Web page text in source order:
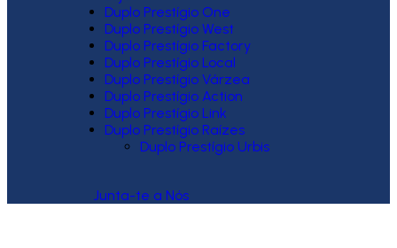
Duplo Prestígio One
Duplo Prestígio West
Duplo Prestígio Factory
Duplo Prestígio Local
Duplo Prestígio Várzea
Duplo Prestígio Action
Duplo Prestígio Link
Duplo Prestígio Raízes
Duplo Prestígio Urbis
Junta-te a Nós